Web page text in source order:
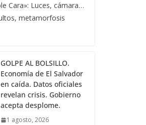
Cara»: Luces, cámara…
metamorfosis
GOLPE AL BOLSILLO.
Economía de El Salvador
en caída. Datos oficiales
revelan crisis. Gobierno
acepta desplome.
1 agosto, 2026